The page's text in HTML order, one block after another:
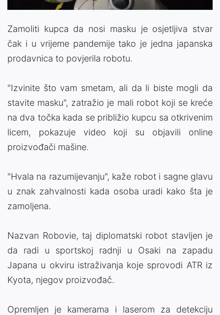
Zamoliti kupca da nosi masku je osjetljiva stvar
čak i u vrijeme pandemije tako je jedna japanska
prodavnica to povjerila robotu.
"Izvinite što vam smetam, ali da li biste mogli da
stavite masku", zatražio je mali robot koji se kreće
na dva točka kada se približio kupcu sa otkrivenim
licem, pokazuje video koji su objavili online
proizvođači mašine.
"Hvala na razumijevanju", kaže robot i sagne glavu
u znak zahvalnosti kada osoba uradi kako šta je
zamoljena.
Nazvan Robovie, taj diplomatski robot stavljen je
da radi u sportskoj radnji u Osaki na zapadu
Japana u okviru istraživanja koje sprovodi ATR iz
Kyota, njegov proizvođač.
Opremljen je kamerama i laserom za detekciju